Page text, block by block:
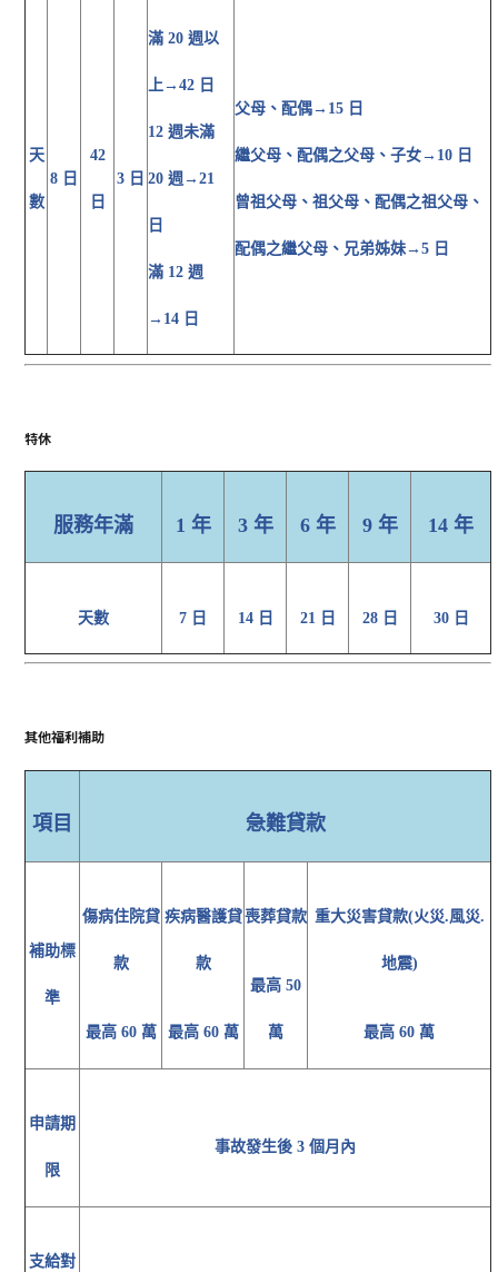
天
數
8 日
42
日
3 日
滿 20 週以
上→42 日
12 週未滿
20 週→21
日
滿 12 週
→14 日
父母、配偶→15 日
繼父母、配偶之父母、子女→10 日
曾祖父母、祖父母、配偶之祖父母、
配偶之繼父母、兄弟姊妹→5 日
特休
服務年滿 1 年 3 年 6 年 9 年 14 年
天數 7 日 14 日 21 日 28 日 30 日
其他福利補助
項目 急難貸款
補助標
準
傷病住院貸
款
最高 60 萬
疾病醫護貸
款
最高 60 萬
喪葬貸款
最高 50
萬
重大災害貸款(火災.風災.
地震)
最高 60 萬
申請期
限
事故發生後 3 個月內
支給對